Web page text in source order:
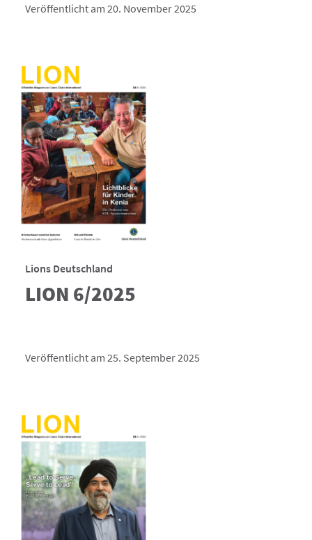
Veröffentlicht am 20. November 2025
Lions Deutschland
LION 6/2025
Veröffentlicht am 25. September 2025